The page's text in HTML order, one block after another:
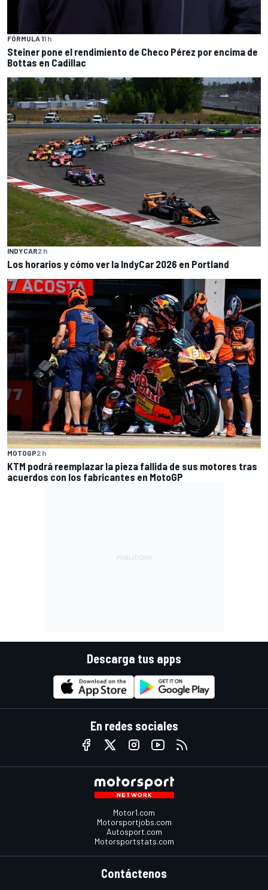
FÓRMULA 11 h
Steiner pone el rendimiento de Checo Pérez por encima de
Bottas en Cadillac
INDYCAR2 h
Los horarios y cómo ver la IndyCar 2026 en Portland
MOTOGP2 h
KTM podrá reemplazar la pieza fallida de sus motores tras
acuerdos con los fabricantes en MotoGP
Descarga tus apps
En redes sociales
Motor1.com
Motorsportjobs.com
Autosport.com
Motorsportstats.com
Contáctenos